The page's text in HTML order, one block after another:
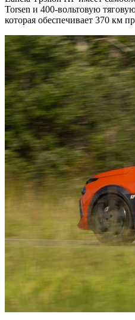
Torsen и 400-вольтовую
которая обеспечивает 370 км